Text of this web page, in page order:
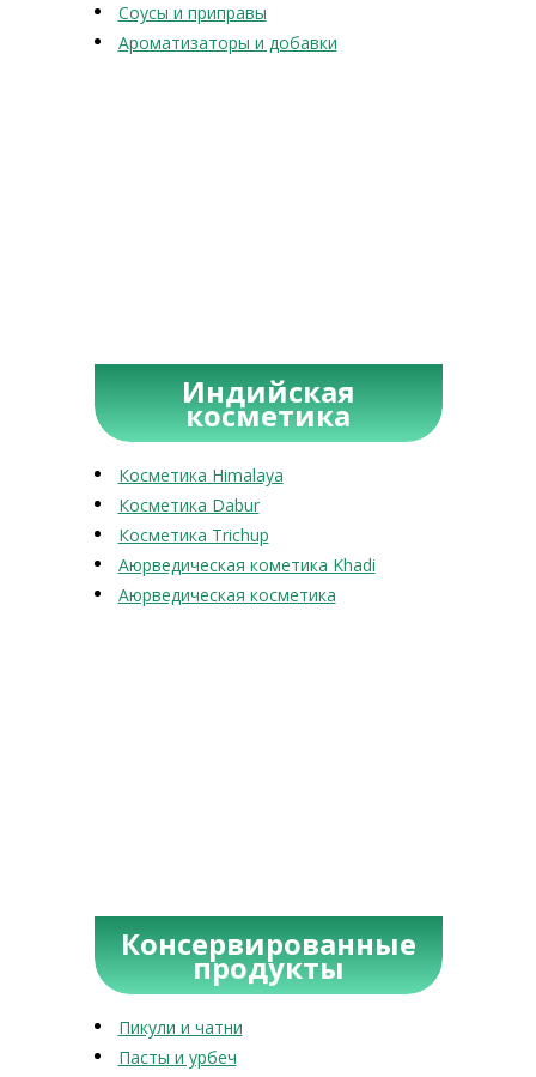
Соусы и приправы
Ароматизаторы и добавки
Индийская
косметика
Косметика Himalaya
Косметика Dabur
Косметика Trichup
Аюрведическая кометика Khadi
Аюрведическая косметика
Консервированные
продукты
Пикули и чатни
Пасты и урбеч